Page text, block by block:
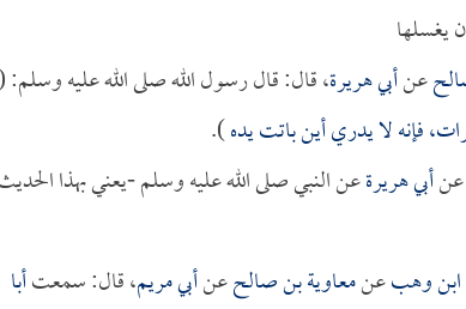
يغسلها
عنأبي هريرة، قال: قال رسول الله صلى الله عليه
فإنه لا يدري أين باتت يده).
عنأبي هريرةعن النبي صلى الله عليه وسلم -يعني بهذا
ابن وهبعنمعاوية بن صالحعنأبي مريم، قال: سمعتأبا